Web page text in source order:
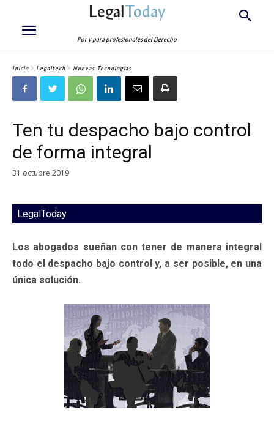
LegalToday
Por y para profesionales del Derecho
Inicio Legaltech Nuevas Tecnologías
Ten tu despacho bajo control
de forma integral
31 octubre 2019
LegalToday
Los abogados sueñan con tener de manera integral
todo el despacho bajo control y, a ser posible, en una
única solución.